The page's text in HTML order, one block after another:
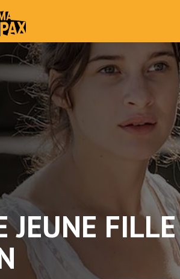
JEUNE